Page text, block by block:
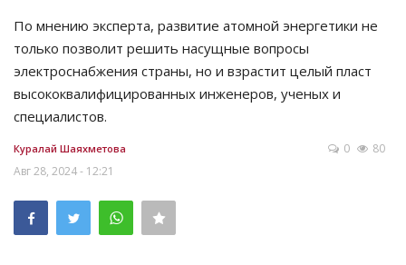
По мнению эксперта, развитие атомной энергетики не
только позволит решить насущные вопросы
электроснабжения страны, но и взрастит целый пласт
высококвалифицированных инженеров, ученых и
специалистов.
Куралай Шаяхметова
Авг 28, 2024 - 12:21
0 80